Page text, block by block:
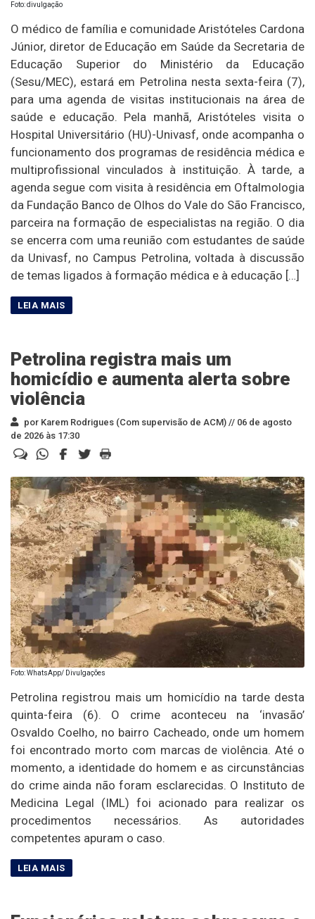
Foto: divulgação
O médico de família e comunidade Aristóteles Cardona
Júnior, diretor de Educação em Saúde da Secretaria de
Educação Superior do Ministério da Educação
(Sesu/MEC), estará em Petrolina nesta sexta-feira (7),
para uma agenda de visitas institucionais na área de
saúde e educação. Pela manhã, Aristóteles visita o
Hospital Universitário (HU)-Univasf, onde acompanha o
funcionamento dos programas de residência médica e
multiprofissional vinculados à instituição. À tarde, a
agenda segue com visita à residência em Oftalmologia
da Fundação Banco de Olhos do Vale do São Francisco,
parceira na formação de especialistas na região. O dia
se encerra com uma reunião com estudantes de saúde
da Univasf, no Campus Petrolina, voltada à discussão
de temas ligados à formação médica e à educação […]
Petrolina registra mais um
homicídio e aumenta alerta sobre
violência
por Karem Rodrigues (Com supervisão de ACM) // 06 de agosto
de 2026 às 17:30
Foto: WhatsApp/ Divulgações
Petrolina registrou mais um homicídio na tarde desta
quinta-feira (6). O crime aconteceu na ‘invasão’
Osvaldo Coelho, no bairro Cacheado, onde um homem
foi encontrado morto com marcas de violência. Até o
momento, a identidade do homem e as circunstâncias
do crime ainda não foram esclarecidas. O Instituto de
Medicina Legal (IML) foi acionado para realizar os
procedimentos necessários. As autoridades
competentes apuram o caso.